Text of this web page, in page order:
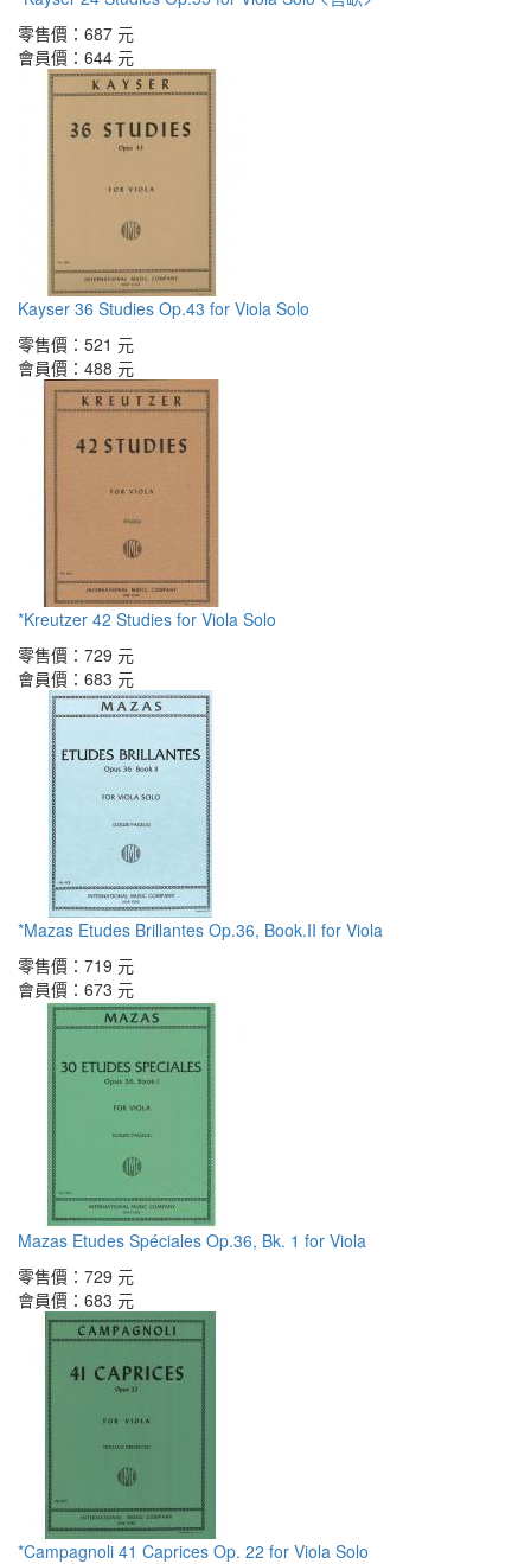
零售價： 687 元
會員價： 644 元
Kayser 36 Studies Op.43 for Viola Solo
零售價： 521 元
會員價： 488 元
*Kreutzer 42 Studies for Viola Solo
零售價： 729 元
會員價： 683 元
*Mazas Etudes Brillantes Op.36, Book.II for Viola
零售價： 719 元
會員價： 673 元
Mazas Etudes Spéciales Op.36, Bk. 1 for Viola
零售價： 729 元
會員價： 683 元
*Campagnoli 41 Caprices Op. 22 for Viola Solo